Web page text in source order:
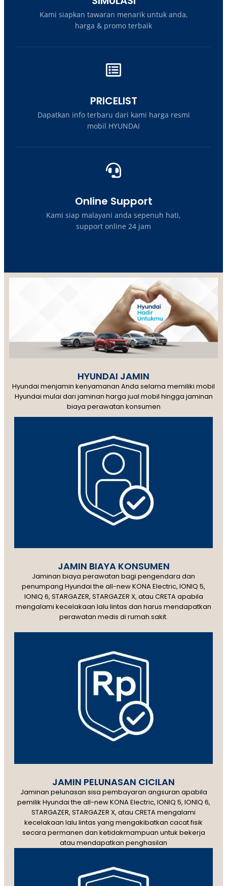
Kami siapkan tawaran menarik untuk anda,
harga & promo terbaik
PRICELIST
Dapatkan info terbaru dari kami harga resmi
mobil HYUNDAI
Online Support
Kami siap malayani anda sepenuh hati,
support online 24 jam
HYUNDAI JAMIN
Hyundai menjamin kenyamanan Anda selama memiliki mobil
Hyundai mulai dari jaminan harga jual mobil hingga jaminan
biaya perawatan konsumen
JAMIN BIAYA KONSUMEN
Jaminan biaya perawatan bagi pengendara dan
penumpang Hyundai the all-new KONA Electric, IONIQ 5,
IONIQ 6, STARGAZER, STARGAZER X, atau CRETA apabila
mengalami kecelakaan lalu lintas dan harus mendapatkan
perawatan medis di rumah sakit.
JAMIN PELUNASAN CICILAN
Jaminan pelunasan sisa pembayaran angsuran apabila
pemilik Hyundai the all-new KONA Electric, IONIQ 5, IONIQ 6,
STARGAZER, STARGAZER X, atau CRETA mengalami
kecelakaan lalu lintas yang mengakibatkan cacat fisik
secara permanen dan ketidakmampuan untuk bekerja
atau mendapatkan penghasilan